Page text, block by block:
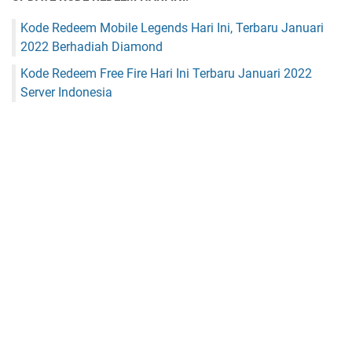
Kode Redeem Mobile Legends Hari Ini, Terbaru Januari
2022 Berhadiah Diamond
Kode Redeem Free Fire Hari Ini Terbaru Januari 2022
Server Indonesia